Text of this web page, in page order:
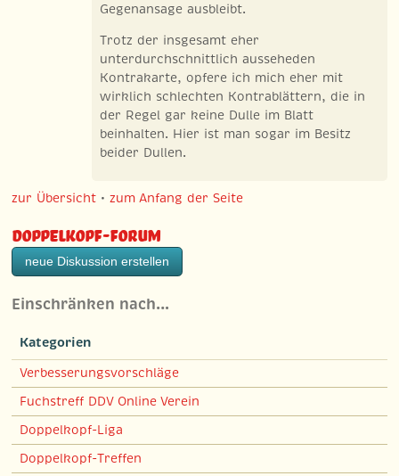
Gegenansage ausbleibt.
Trotz der insgesamt eher
unterdurchschnittlich ausseheden
Kontrakarte, opfere ich mich eher mit
wirklich schlechten Kontrablättern, die in
der Regel gar keine Dulle im Blatt
beinhalten. Hier ist man sogar im Besitz
beider Dullen.
zur Übersicht •zum Anfang der Seite
Doppelkopf-Forum
neue Diskussion erstellen
Einschränken nach…
Kategorien
Verbesserungsvorschläge
Fuchstreff DDV Online Verein
Doppelkopf-Liga
Doppelkopf-Treffen